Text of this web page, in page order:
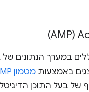
באמצעות מטמון AMP